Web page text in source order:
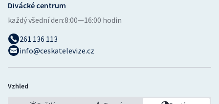
Divácké centrum
každý všední den:8:00—16:00 hodin
261 136 113
info@ceskatelevize.cz
Vzhled